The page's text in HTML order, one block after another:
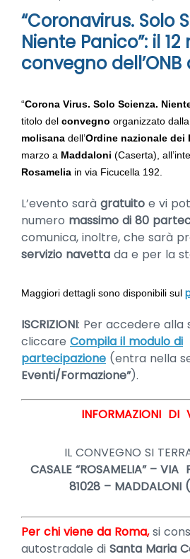
“Coronavirus. Solo
Niente Panico”: il
convegno
“Corona Virus. Solo Scienza.
titolo del convegno organizzato
molisana dell’Ordine nazionale dei
marzo a Maddaloni (Caserta),
Rosamelia in via Ficucella 192.
L’evento sarà gratuito e vi
numero massimo di 80
comunica, inoltre, che sarà
servizio navetta da e per la
Maggiori dettagli sono disponibili sul
ISCRIZIONI: Per accedere alla
cliccare Compila il modulo di
partecipazione (entra nella
Eventi/Formazione”).
INFORMAZIONI DI
IL CONVEGNO SI
CASALE “ROSAMELIA” – VIA
81028 – MADDALONI
Per chi viene da Roma,si
autostradale di Santa Maria